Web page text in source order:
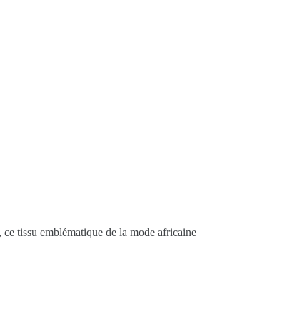
tissu emblématique de la mode africaine